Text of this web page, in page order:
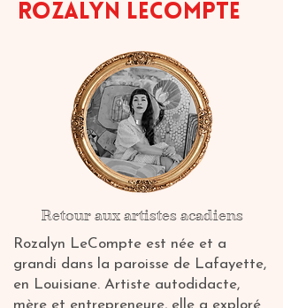
ROZALYN LECOMPTE
Retour aux artistes acadiens
Rozalyn LeCompte est née et a
grandi dans la paroisse de Lafayette,
en Louisiane. Artiste autodidacte,
mère et entrepreneure, elle a exploré